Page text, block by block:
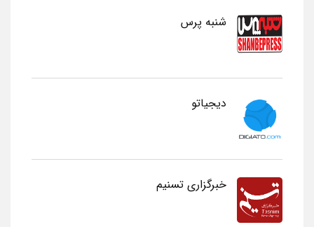
شنبه پرس
دیجیاتو
خبرگزاری تسنیم